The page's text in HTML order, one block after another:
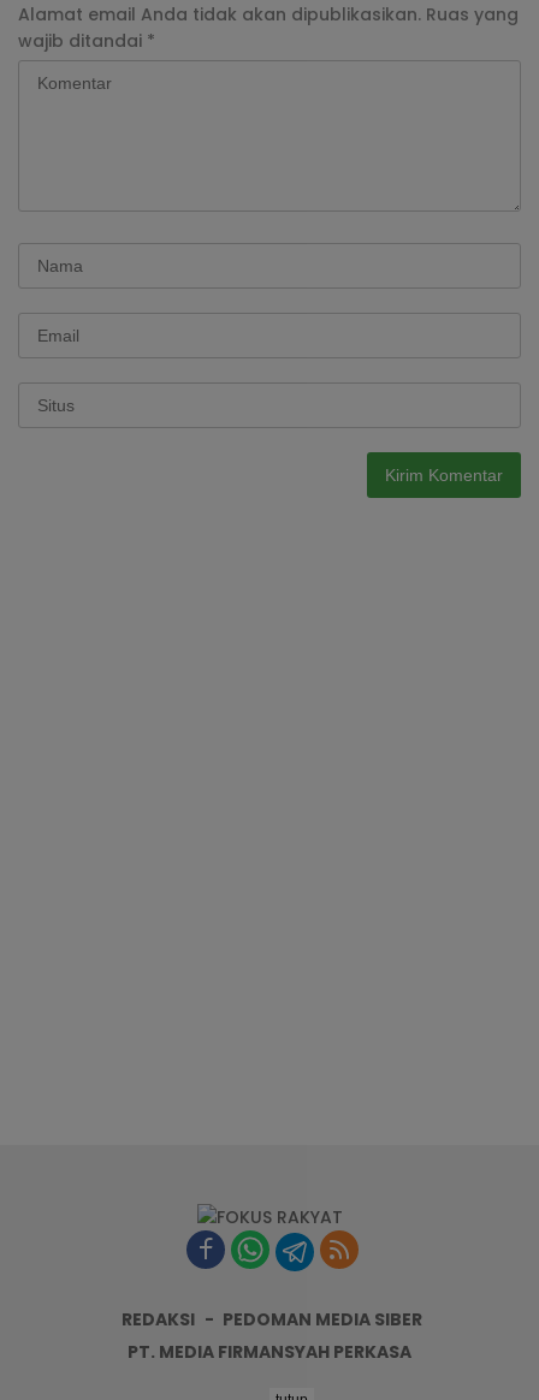
Alamat email Anda tidak akan dipublikasikan. Ruas yang
wajib ditandai *
REDAKSI
PEDOMAN MEDIA SIBER
PT. MEDIA FIRMANSYAH PERKASA